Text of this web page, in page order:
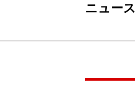
ニュース